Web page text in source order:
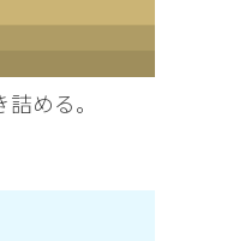
める。